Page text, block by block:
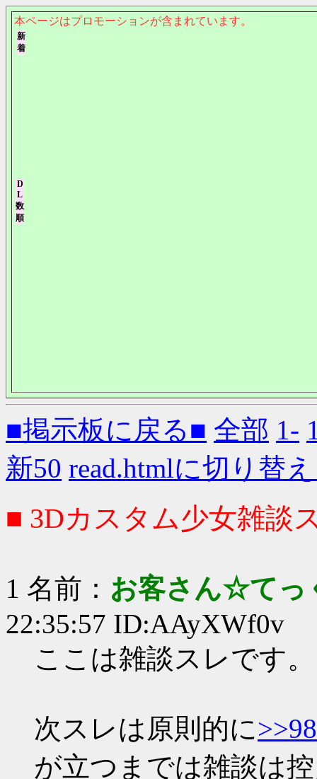
本ページはプロモーションが含まれています。
■掲示板に戻る■ 全部 1-
新50 read.htmlに切り替
■ 3Dカスタム少女雑談
1 名前： お客さん☆てっ
22:35:57 ID:AAyXWf0v
ここは雑談スレです。
次スレは原則的に
が立つまでは雑談は